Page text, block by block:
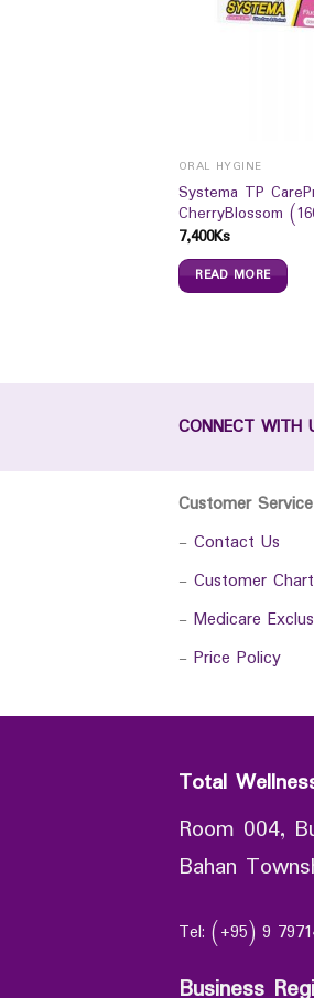
ORAL HYGINE
Systema TP
CherryBlossom
7,400Ks
READ MORE
CONNECT WITH
Customer Service
- Contact Us
- Customer
- Medicare
- Price Policy
Total
Room 004,
Bahan
Tel: (+95) 9
Business